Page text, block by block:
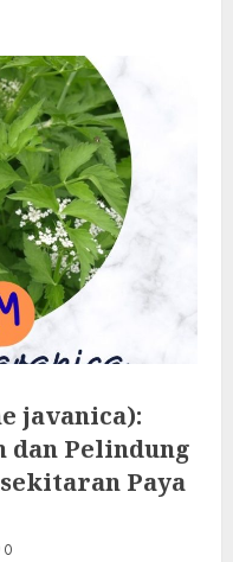
javanica):
dan Pelindung
Paya
0